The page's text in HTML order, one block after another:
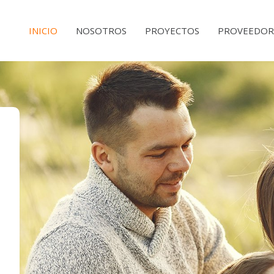
MAIN
NAVIGATION
INICIO NOSOTROS PROYECTOS